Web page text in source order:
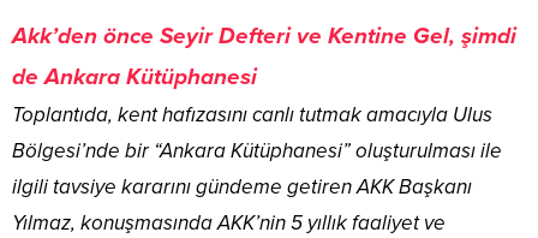
Akk’den önce Seyir Defteri ve Kentine Gel, şimdi
de Ankara Kütüphanesi
Toplantıda, kent hafızasını canlı tutmak amacıyla Ulus
Bölgesi’nde bir “Ankara Kütüphanesi” oluşturulması ile
ilgili tavsiye kararını gündeme getiren AKK Başkanı
Yılmaz, konuşmasında AKK’nin 5 yıllık faaliyet ve